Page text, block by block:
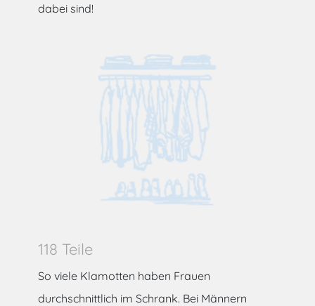
dabei sind!
118 Teile
So viele Klamotten haben Frauen
durchschnittlich im Schrank. Bei Männern